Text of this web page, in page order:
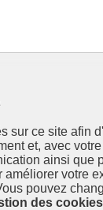
sur ce site afin
et, avec
ainsi que
améliorer votre
pouvez
des cookies